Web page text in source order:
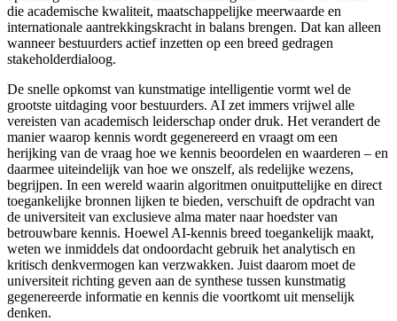
die academische kwaliteit, maatschappelijke meerwaarde en
internationale aantrekkingskracht in balans brengen. Dat kan alleen
wanneer bestuurders actief inzetten op een breed gedragen
stakeholderdialoog.
De snelle opkomst van kunstmatige intelligentie vormt wel de
grootste uitdaging voor bestuurders. AI zet immers vrijwel alle
vereisten van academisch leiderschap onder druk. Het verandert de
manier waarop kennis wordt gegenereerd en vraagt om een
herijking van de vraag hoe we kennis beoordelen en waarderen – en
daarmee uiteindelijk van hoe we onszelf, als redelijke wezens,
begrijpen. In een wereld waarin algoritmen onuitputtelijke en direct
toegankelijke bronnen lijken te bieden, verschuift de opdracht van
de universiteit van exclusieve alma mater naar hoedster van
betrouwbare kennis. Hoewel AI-kennis breed toegankelijk maakt,
weten we inmiddels dat ondoordacht gebruik het analytisch en
kritisch denkvermogen kan verzwakken. Juist daarom moet de
universiteit richting geven aan de synthese tussen kunstmatig
gegenereerde informatie en kennis die voortkomt uit menselijk
denken.